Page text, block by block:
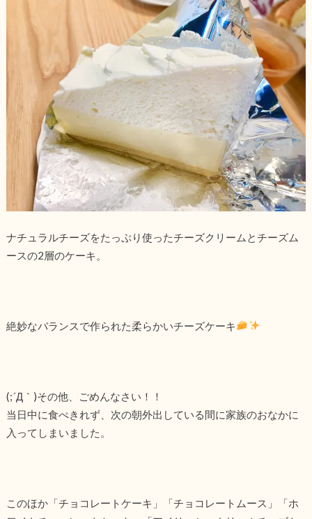
ナチュラルチーズをたっぷり使ったチーズクリームとチーズム
ースの2層のケーキ。
絶妙なバランスで作られた柔らかいチーズケーキ
(;´Д｀)その他、ごめんなさい！！
当日中に食べきれず、次の朝外出している間に家族のおなかに
入ってしまいました。
このほか「チョコレートケーキ」「チョコレートムース」「ホ